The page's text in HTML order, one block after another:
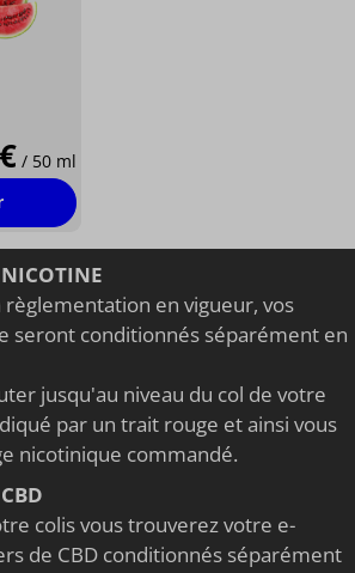
/ 50 ml
NICOTINE
en vigueur, vos
seront conditionnés séparément en
jusqu'au niveau du col de votre
par un trait rouge et ainsi vous
nicotinique commandé.
colis vous trouverez votre e-
de CBD conditionnés séparément